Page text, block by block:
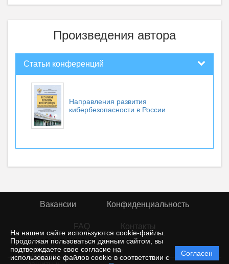
На нашем сайте используются cookie-файлы.
Продолжая пользоваться данным сайтом, вы
подтверждаете свое согласие на
использование файлов cookie в соответствии с
Согласен
Произведения автора
Статьи конференций
Направления развития
кибербезопасности в России
Вакансии Конфиденциальность
FAQ Контакты
© rior
Политика